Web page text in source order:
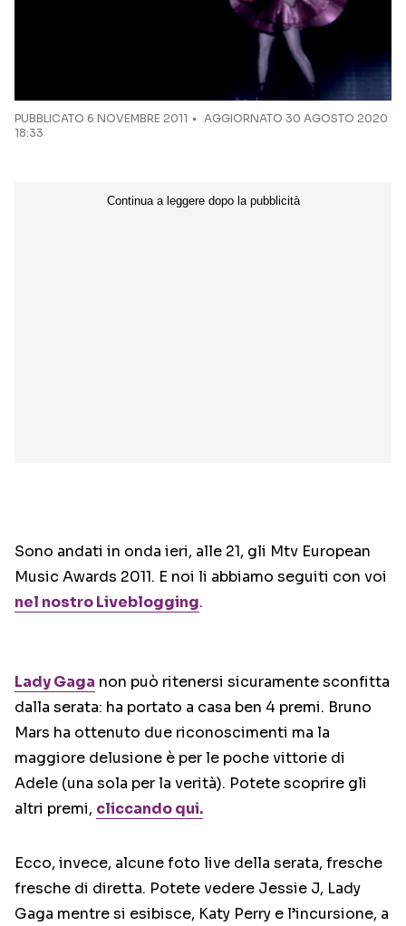
PUBBLICATO 6 NOVEMBRE 2011
AGGIORNATO 30 AGOSTO 2020
18:33
Sono andati in onda ieri, alle 21, gli Mtv European
Music Awards 2011. E noi li abbiamo seguiti con voi
nel nostro Liveblogging.
Lady Gaga non può ritenersi sicuramente sconfitta
dalla serata: ha portato a casa ben 4 premi. Bruno
Mars ha ottenuto due riconoscimenti ma la
maggiore delusione è per le poche vittorie di
Adele (una sola per la verità). Potete scoprire gli
altri premi, cliccando qui.
Ecco, invece, alcune foto live della serata, fresche
fresche di diretta. Potete vedere Jessie J, Lady
Gaga mentre si esibisce, Katy Perry e l’incursione, a